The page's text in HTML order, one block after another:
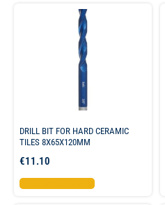
DRILL BIT FOR HARD CERAMIC
TILES 8X65X120MM
€11.10
Προσθήκη στο καλάθι